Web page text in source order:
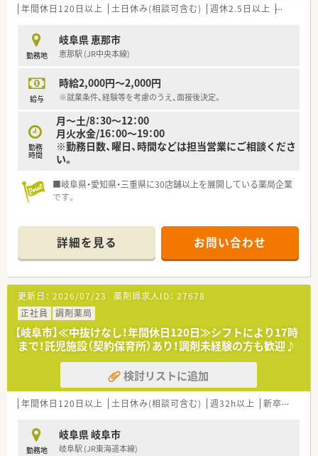
必要な資格取得に向けた指導・支援を行っています。
地域の健康の拠点として
訪問看護師・ケアマネジャーとも連携を取り、
患者様やご家族のサポートにも注力！
年間休日120日以上 土日休み(相談可含む) 週休2.5日以上 週32h以
勤務地
岐阜県 恵那市
恵那駅 (JR中央本線)
給与
時給2,000円～2,000円
※就業条件、経験等を考慮のうえ、面接後決定。
勤務
時間
月～土/8：30～12：00
月火水金/16：00～19：00
※勤務日数、曜日、時間などは担当営業にご相談くださ
い。
■岐阜県・愛知県・三重県に30店舗以上を展開している薬局企業
です。
詳細を見る お問い合わせ
更新日： 2026/07/23 薬剤師求人ID： 27678
正社員
調剤薬局
【岐阜市】≪中抜けなし！年間休日120日≫シフトにより17時
まで！託児施設（契約保育所）あり！調剤未経験の方も歓迎♪
検討リストに追加
年間休日120日以上 土日休み(相談可含む) 週32h以上 新卒可
勤務地
岐阜県 岐阜市
岐阜駅 (JR東海道本線)